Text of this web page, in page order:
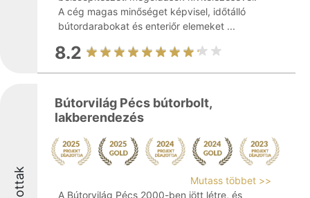
A cég magas minőséget képvisel, időtálló
bútordarabokat és enteriőr elemeket ...
8.2
Bútorvilág Pécs bútorbolt,
lakberendezés
Mutass többet >>
A Bútorvilág Pécs 2000-ben jött létre, és